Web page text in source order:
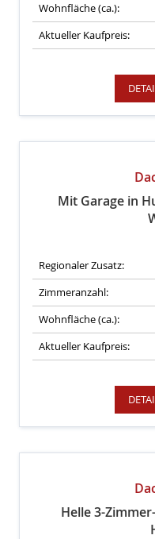
Wohnfläche (ca.):
Aktueller Kaufpreis:
Mit Garage in
Regionaler Zusatz:
Zimmeranzahl:
Wohnfläche (ca.):
Aktueller Kaufpreis:
Helle 3-